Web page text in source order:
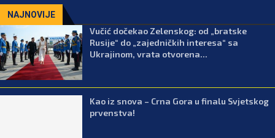
NAJNOVIJE
Vučić dočekao Zelenskog: od „bratske
Rusije“ do „zajedničkih interesa“ sa
Ukrajinom, vrata otvorena...
Kao iz snova – Crna Gora u finalu Svjetskog
prvenstva!